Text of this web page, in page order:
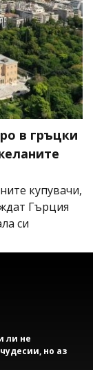
в гръцки
купувачи,
Гърция
си
ли не
но аз